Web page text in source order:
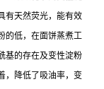
有天然荧光，能有效
的低，在面饼蒸煮工
基的存在及变性淀粉
，降低了吸油率，变